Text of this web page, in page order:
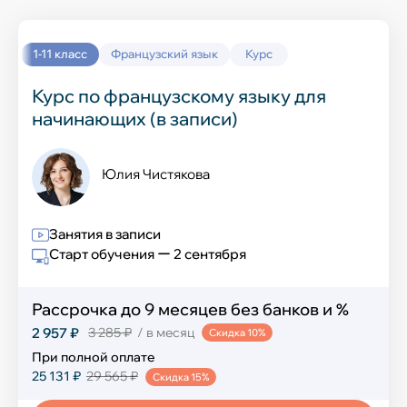
История
Химия
География
Информатика
Английский язык
Музыка
Физическая культура
1-11 класс Французский язык Курс
Курс по французскому языку для
начинающих (в записи)
Юлия Чистякова
Занятия в записи
Старт обучения ー 2 сентября
Рассрочка до 9 месяцев без банков и %
2 957 ₽ 3 285 ₽ / в месяц Скидка 10%
При полной оплате
25 131 ₽ 29 565 ₽ Скидка 15%